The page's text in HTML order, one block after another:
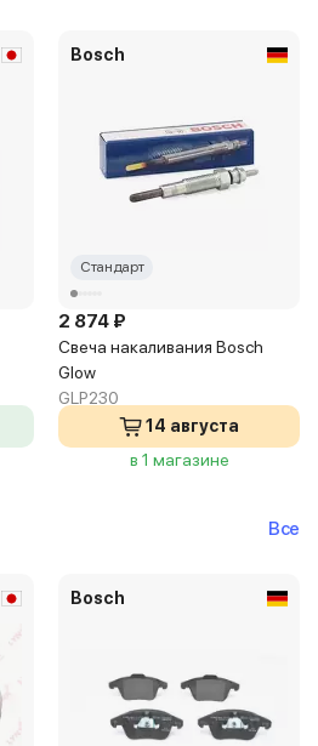
Bosch
Стандарт
2 874 ₽
Свеча накаливания Bosch
Glow
GLP230
14 августа
в 1 магазине
Все
Bosch